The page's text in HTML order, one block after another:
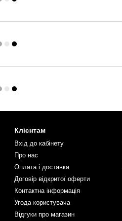
Клієнтам
Вхід до кабінету
Про нас
Оплата і доставка
Договір відкритої оферти
Контактна інформація
Угода користувача
Відгуки про магазин